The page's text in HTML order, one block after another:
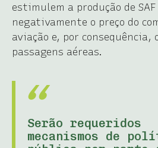
estimulem a produção de
negativamente o preço do
aviação e, por consequência,
passagens aéreas.
Serão requeridos
mecanismos de